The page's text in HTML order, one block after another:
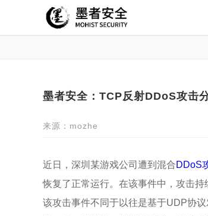
墨者安全：TCP反射DDoS攻击
来源：mozhe
近日，深圳某游戏公司遭到混合DDoS
恢复了正常运行。在该事件中，攻击
该攻击事件不同于以往是基于UDP协